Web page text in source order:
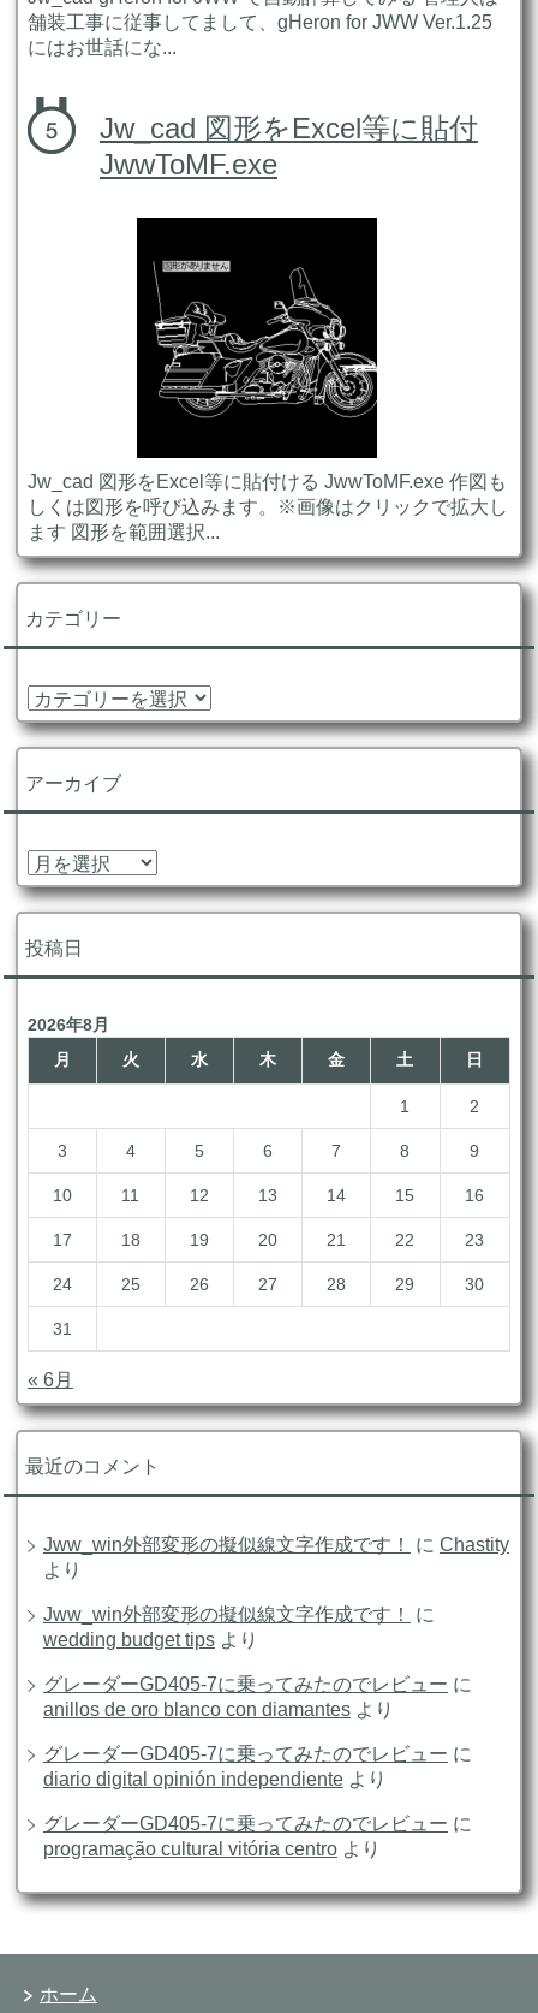
舗装工事に従事してまして、gHeron for JWW Ver.1.25
にはお世話にな...
Jw_cad 図形をExcel等に貼付
JwwToMF.exe
Jw_cad 図形をExcel等に貼付ける JwwToMF.exe 作図も
しくは図形を呼び込みます。※画像はクリックで拡大し
ます 図形を範囲選択...
カテゴリー
カ
テ
ゴ
ー
アーカイブ
ア
ー
カ
イ
ブ
投稿日
2026年8月
月
火 水 木 金 土 日
1 2
3 4 5 6 7 8 9
10 11 12 13 14 15 16
17 18 19 20 21 22 23
24 25 26 27 28 29 30
31
« 6月
最近のコメント
Jww_win外部変形の擬似線文字作成です！ に Chastity
より
Jww_win外部変形の擬似線文字作成です！
に
wedding budget tipsより
グレーダーGD405-7に乗ってみたのでレビュー に
anillos de oro blanco con diamantesより
グレーダーGD405-7に乗ってみたのでレビュー に
diario digital opinión independienteより
グレーダーGD405-7に乗ってみたのでレビュー に
programação cultural vitória centroより
ホーム